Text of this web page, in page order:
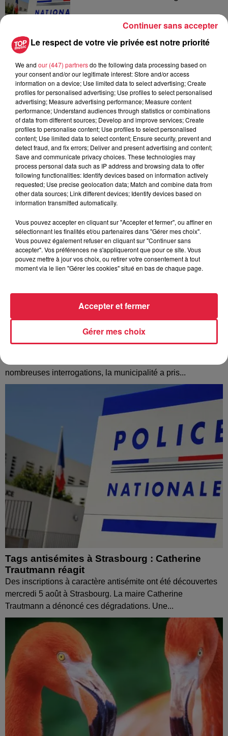
6 août 2026
avec les flamants rouges
À découvrir également
À Hoerdt, de l’eau brune sort des robinets
nombreuses interrogations, la municipalité a pris...
Tags antisémites à Strasbourg : Catherine
Trautmann réagit
Des inscriptions à caractère antisémite ont été découvertes
mercredi 5 août à Strasbourg. La maire Catherine
Trautmann a dénoncé ces dégradations. Une...
Le respect de votre vie privée est notre priorité
We and our (447) partnersdo the following data processing based on
your consent and/or our legitimate interest: Store and/or access
information on a device; Use limited data to select advertising; Create
profiles for personalised advertising; Use profiles to select personalised
advertising; Measure advertising performance; Measure content
performance; Understand audiences through statistics or combinations
of data from different sources; Develop and improve services; Create
profiles to personalise content; Use profiles to select personalised
content; Use limited data to select content; Ensure security, prevent and
detect fraud, and fix errors; Deliver and present advertising and content;
Save and communicate privacy choices. These technologies may
process personal data such as IP address and browsing data to offer
following functionalities: Identify devices based on information actively
requested; Use precise geolocation data; Match and combine data from
other data sources; Link different devices; Identify devices based on
information transmitted automatically.
Vous pouvez accepter en cliquant sur "Accepter et fermer", ou affiner en
sélectionnant les finalités et/ou partenaires dans "Gérer mes choix".
Vous pouvez également refuser en cliquant sur "Continuer sans
accepter". Vos préférences ne s'appliqueront que pour ce site. Vous
pouvez mettre à jour vos choix, ou retirer votre consentement à tout
moment via le lien "Gérer les cookies" situé en bas de chaque page.
Gérer mes choix
Accepter et fermer
Continuer sans accepter